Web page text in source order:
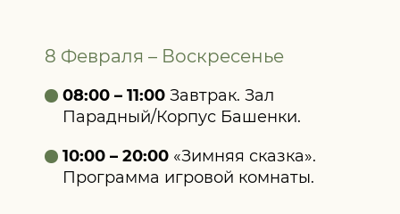
8 Февраля – Воскресенье
08:00 – 11:00 Завтрак. Зал
Парадный/Корпус Башенки.
10:00 – 20:00 «Зимняя сказка».
Программа игровой комнаты.